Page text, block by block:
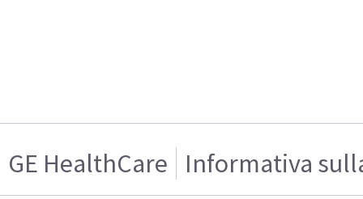
GE HealthCare Informativa